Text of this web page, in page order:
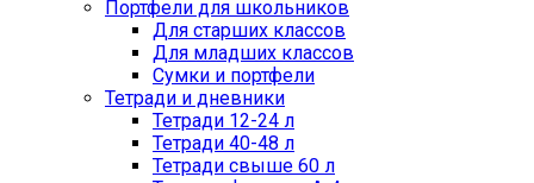
Портфели для школьников
Для старших классов
Для младших классов
Сумки и портфели
Тетради и дневники
Тетради 12-24 л
Тетради 40-48 л
Тетради свыше 60 л